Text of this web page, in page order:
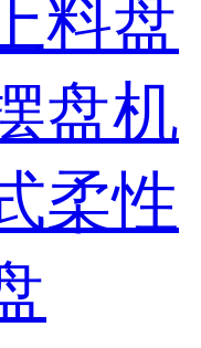
料盘
盘机
柔性